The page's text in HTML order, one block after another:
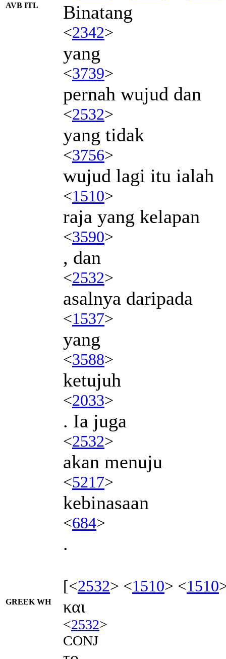
AVB ITL Binatang
<2342>
yang
<3739>
pernah wujud dan
<2532>
yang tidak
<3756>
wujud lagi itu ialah
<1510>
raja yang kelapan
<3590>
, dan
<2532>
asalnya daripada
<1537>
yang
<3588>
ketujuh
<2033>
. Ia juga
<2532>
akan menuju
<5217>
kebinasaan
<684>
.
[<2532> <1510> <1510
GREEK WH και
<2532>
CONJ